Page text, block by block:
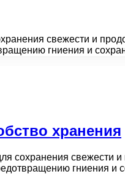
свежести и
гниения и
хранения
сохранения свежести
гниения